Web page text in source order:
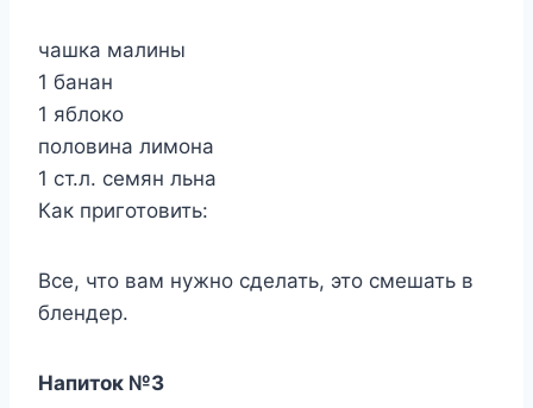
чашка малины
1 банан
1 яблоко
половина лимона
1 ст.л. семян льна
Как приготовить:
Все, что вам нужно сделать, это смешать в
блендер.
Напиток №3